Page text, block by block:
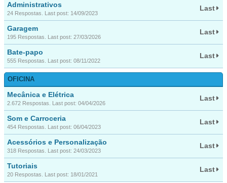
Administrativos
24 Respostas. Last post: 14/09/2023
Last
Garagem
195 Respostas. Last post: 27/03/2026
Last
Bate-papo
555 Respostas. Last post: 08/11/2022
Last
OFICINA
Mecânica e Elétrica
2.672 Respostas. Last post: 04/04/2026
Last
Som e Carroceria
454 Respostas. Last post: 06/04/2023
Last
Acessórios e Personalização
318 Respostas. Last post: 24/03/2023
Last
Tutoriais
20 Respostas. Last post: 18/01/2021
Last